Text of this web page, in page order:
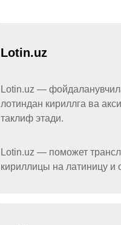
Lotin.uz
Lotin.uz —
лотиндан кириллга ва
таклиф этади.
Lotin.uz — поможет
кириллицы на латиницу и